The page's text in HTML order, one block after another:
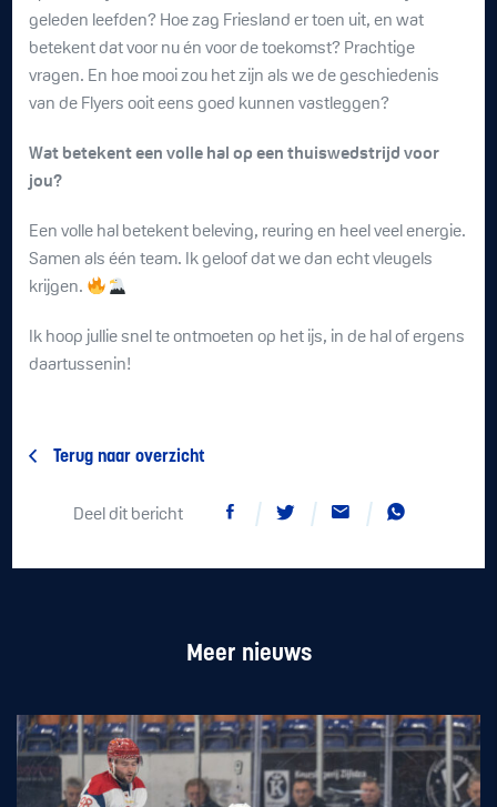
geleden leefden? Hoe zag Friesland er toen uit, en wat
betekent dat voor nu én voor de toekomst? Prachtige
vragen. En hoe mooi zou het zijn als we de geschiedenis
van de Flyers ooit eens goed kunnen vastleggen?
Wat betekent een volle hal op een thuiswedstrijd voor
jou?
Een volle hal betekent beleving, reuring en heel veel energie.
Samen als één team. Ik geloof dat we dan echt vleugels
krijgen.
Ik hoop jullie snel te ontmoeten op het ijs, in de hal of ergens
daartussenin!
Terug naar overzicht
Deel dit bericht
Meer nieuws